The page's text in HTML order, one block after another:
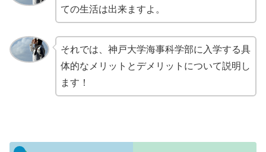
ての生活は出来ますよ。
それでは、神戸大学海事科学部に入学する具
体的なメリットとデメリットについて説明し
ます！